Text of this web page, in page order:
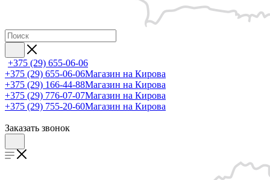
+375 (29) 655-06-06
+375 (29) 655-06-06Магазин на Кирова
+375 (29) 166-44-88Магазин на Кирова
+375 (29) 776-07-07Магазин на Кирова
+375 (29) 755-20-60Магазин на Кирова
Заказать звонок